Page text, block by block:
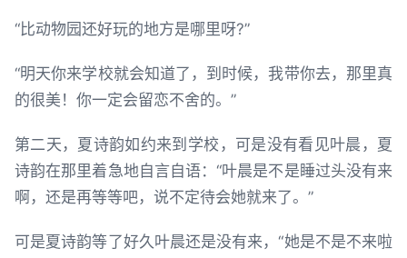
“比动物园还好玩的地方是哪里呀?”
“明天你来学校就会知道了，到时候，我带你去，那里真
的很美！你一定会留恋不舍的。”
第二天，夏诗韵如约来到学校，可是没有看见叶晨，夏
诗韵在那里着急地自言自语：“叶晨是不是睡过头没有来
啊，还是再等等吧，说不定待会她就来了。”
可是夏诗韵等了好久叶晨还是没有来，“她是不是不来啦